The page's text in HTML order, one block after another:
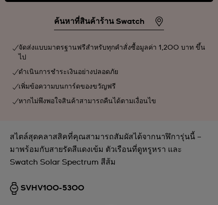
ค้นหาที่สินค้าร้าน Swatch
จัดส่งแบบมาตรฐานฟรีสำหรับทุกคำสั่งซื้อมูลค่า 1,200 บาท ขึ้น
ไป
ดำเนินการชำระเงินอย่างปลอดภัย
เพิ่มข้อความบนการ์ดของขวัญฟรี
หากไม่พึงพอใจสินค้าสามารถคืนได้ตามเงื่อนไข
สไตล์สุดคลาสสิคที่คุณสามารถสัมผัสได้จากนาฬิการุ่นนี้ –
มาพร้อมกับสายรัดสีแดงเข้ม ตัวเรือนที่ดูหรูหรา และ
Swatch Solar Spectrum สีส้ม
SVHV100-5300